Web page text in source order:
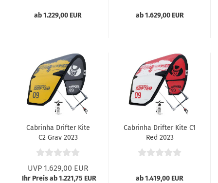
ab 1.229,00 EUR ab 1.629,00 EUR
Cabrinha Drifter Kite
C2 Gray 2023
UVP 1.629,00 EUR
Ihr Preis ab 1.221,75 EUR
Cabrinha Drifter Kite C1
Red 2023
ab 1.419,00 EUR